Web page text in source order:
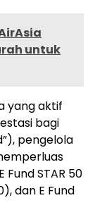
untuk
yang aktif
bagi
pengelola
STAR 50
dan E Fund